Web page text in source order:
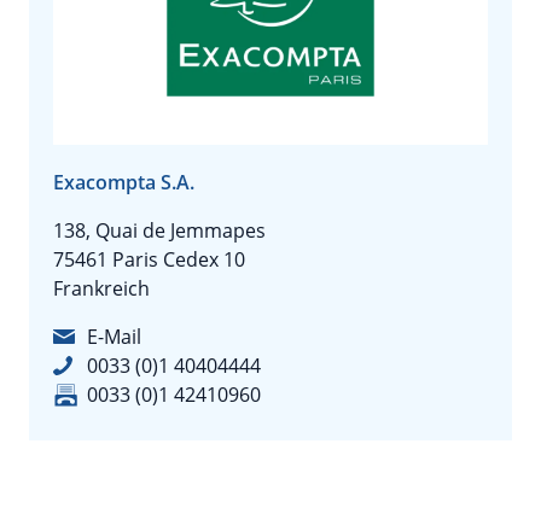
Exacompta S.A.
138, Quai de Jemmapes
75461 Paris Cedex 10
Frankreich
E-Mail
0033 (0)1 40404444
0033 (0)1 42410960